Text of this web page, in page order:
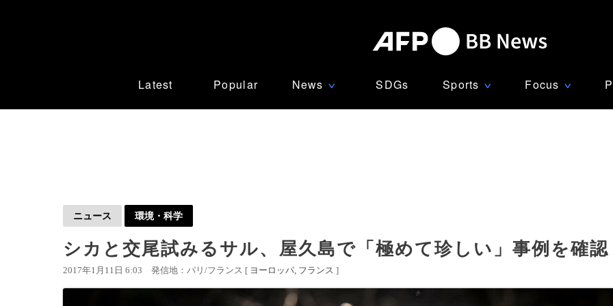
Latest Popular News ∨ SDGs Sports ∨ Focus ∨
ニュース 環境・科学
シカと交尾試みるサル、屋久島で「極めて珍しい」事例を確認
2017年1月11日 6:03 発信地：パリ/フランス [ ヨーロッパ フランス ]